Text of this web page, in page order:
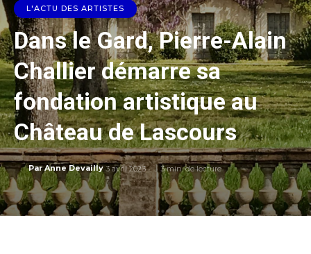
L'ACTU DES ARTISTES
Dans le Gard, Pierre-Alain
Challier démarre sa
fondation artistique au
Château de Lascours
Par Anne Devailly 3 avril 2023 3min. de lecture